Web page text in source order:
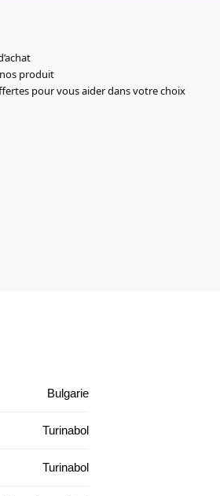
produit
pour vous aider dans votre choix
Bulgarie
Turinabol
Turinabol